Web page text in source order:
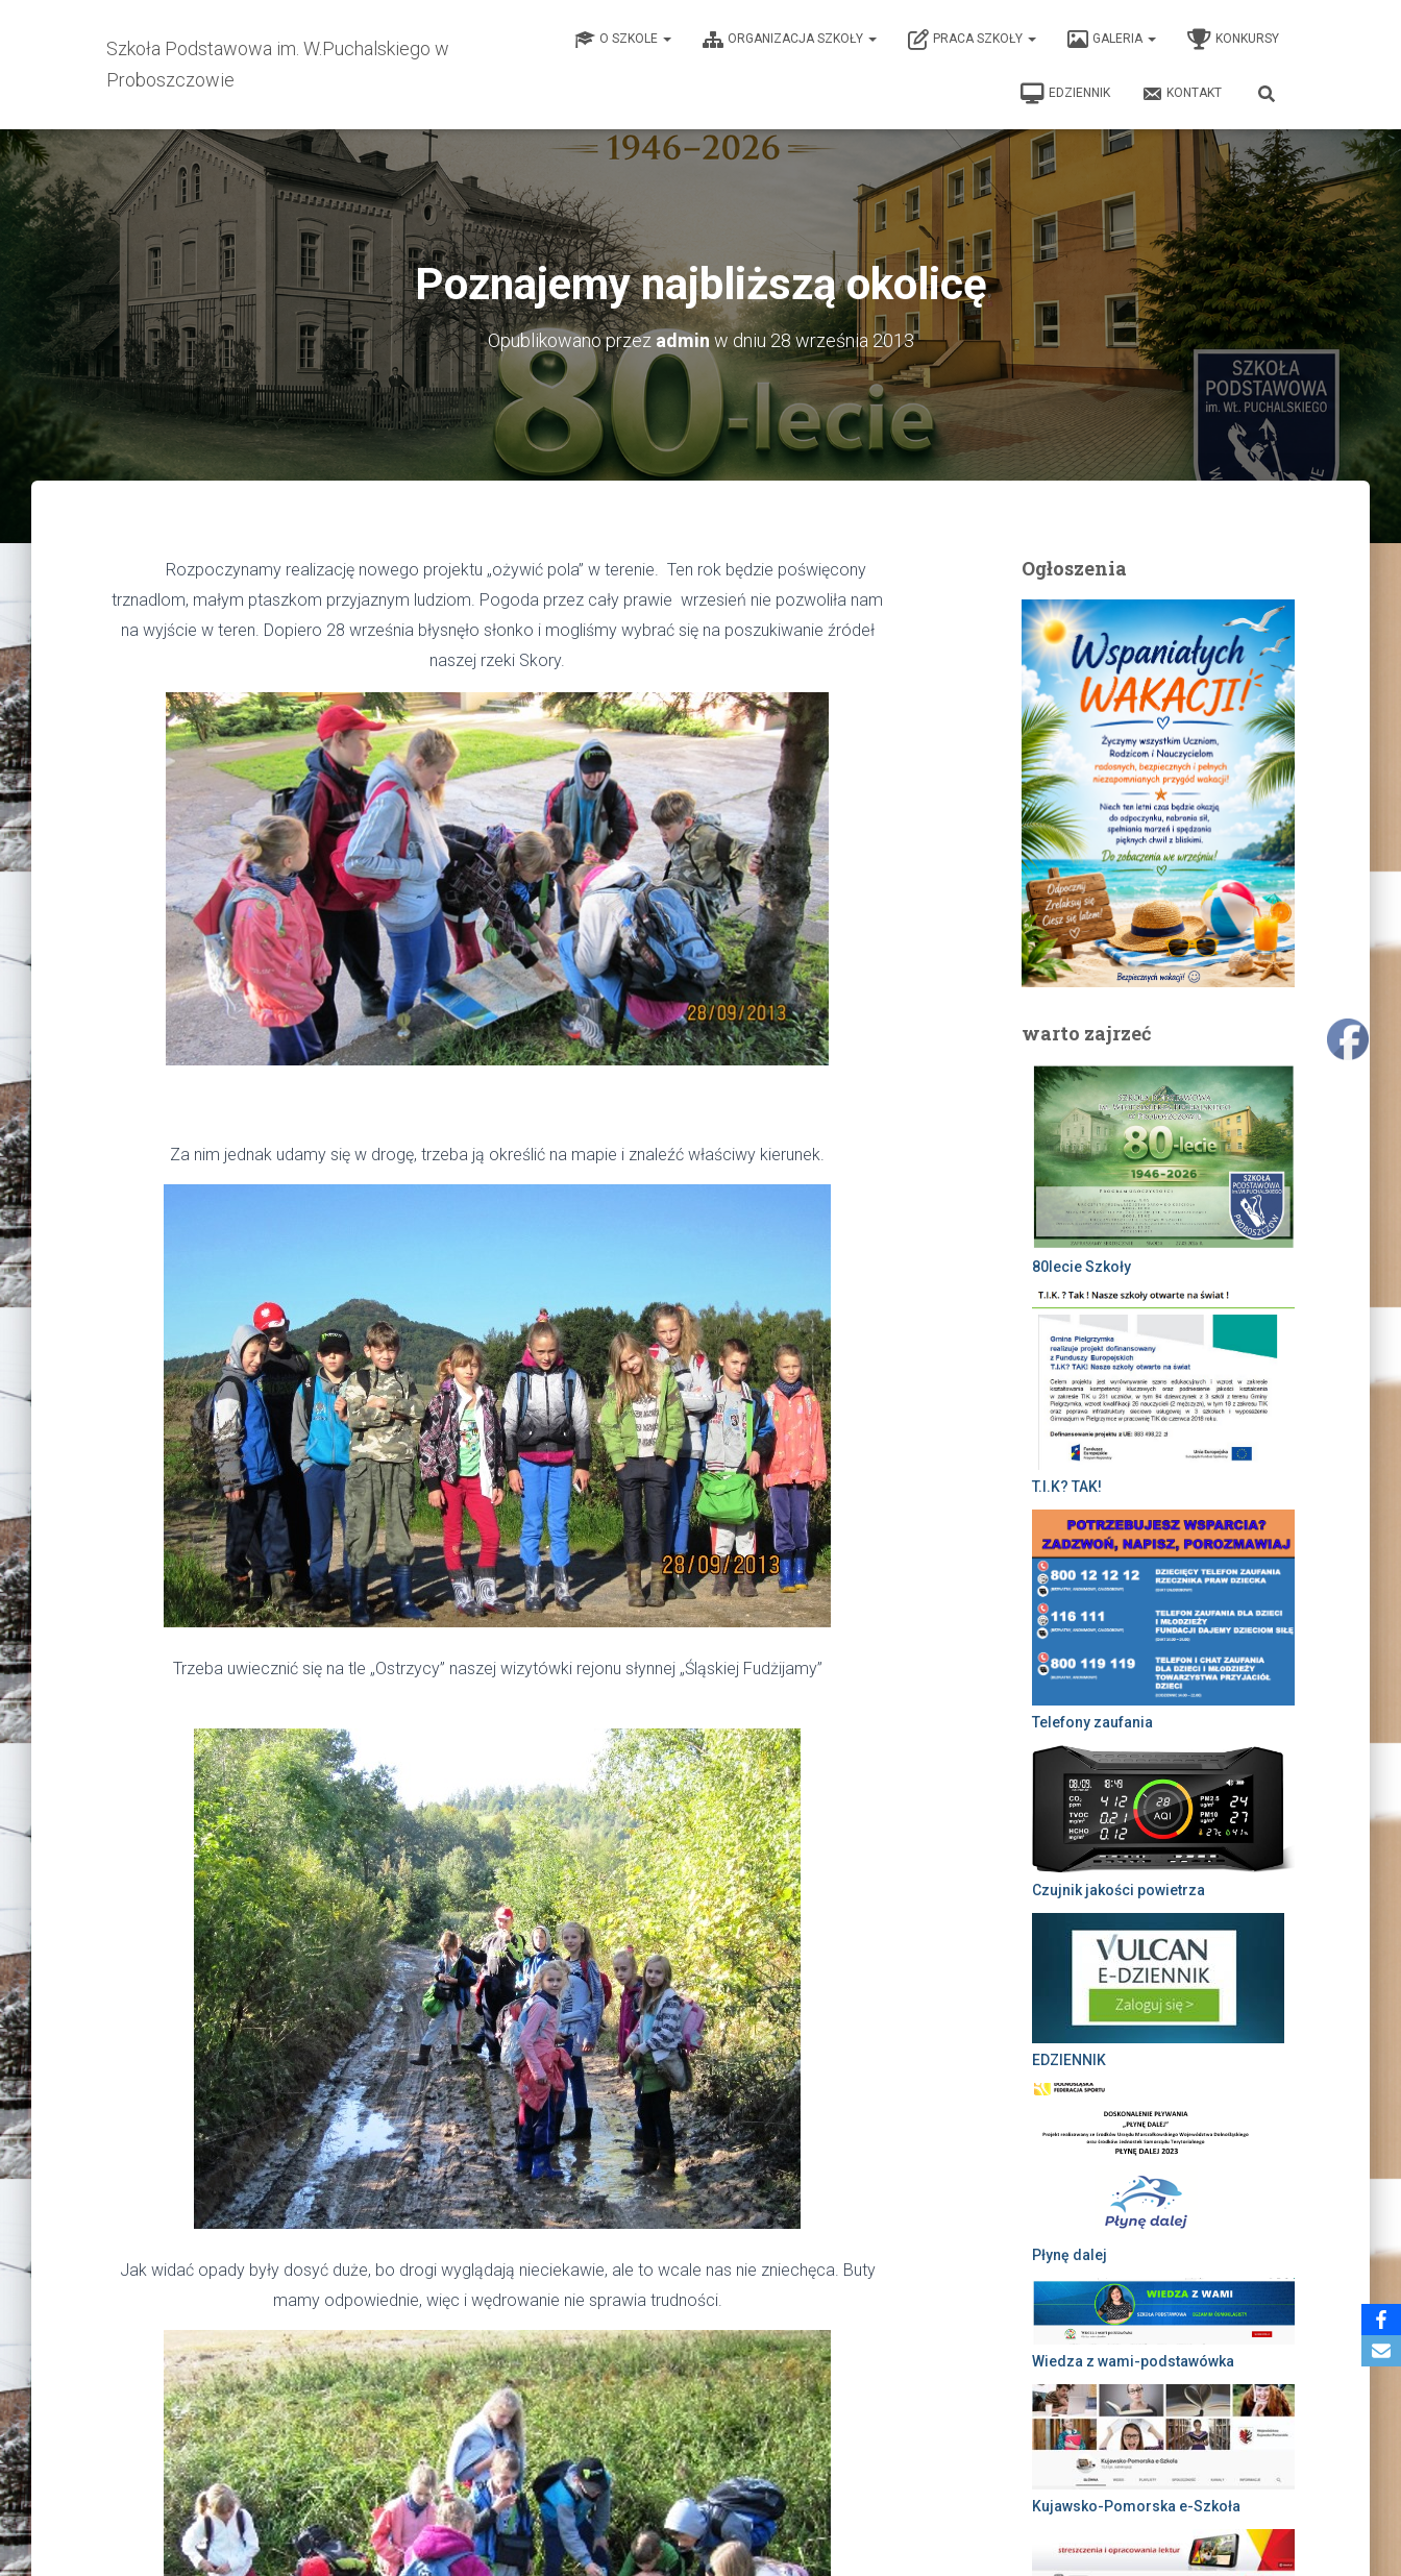
Szkoła Podstawowa im. W.Puchalskiego w
Proboszczowie
O SZKOLE ORGANIZACJA SZKOŁY PRACA SZKOŁY GALERIA KONKURSY
EDZIENNIK KONTAKT
Poznajemy najbliższą okolicę
Opublikowano przez admin w dniu28 września 2013
Rozpoczynamy realizację nowego projektu „ożywić pola” w terenie. Ten rok będzie poświęcony
trznadlom, małym ptaszkom przyjaznym ludziom. Pogoda przez cały prawie wrzesień nie pozwoliła nam
na wyjście w teren. Dopiero 28 września błysnęło słonko i mogliśmy wybrać się na poszukiwanie źródeł
naszej rzeki Skory.
Za nim jednak udamy się w drogę, trzeba ją określić na mapie i znaleźć właściwy kierunek.
Trzeba uwiecznić się na tle „Ostrzycy” naszej wizytówki rejonu słynnej „Śląskiej Fudżijamy”
Jak widać opady były dosyć duże, bo drogi wyglądają nieciekawie, ale to wcale nas nie zniechęca. Buty
mamy odpowiednie, więc i wędrowanie nie sprawia trudności.
Ogłoszenia
warto zajrzeć
80lecie Szkoły
T.I.K? TAK!
Telefony zaufania
Czujnik jakości powietrza
EDZIENNIK
Płynę dalej
Wiedza z wami-podstawówka
Kujawsko-Pomorska e-Szkoła